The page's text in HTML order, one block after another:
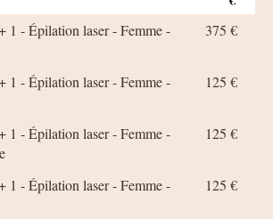
1 - Épilation laser - Femme -
375 €
1 - Épilation laser - Femme -
125 €
1 - Épilation laser - Femme -
125 €
1 - Épilation laser - Femme -
125 €